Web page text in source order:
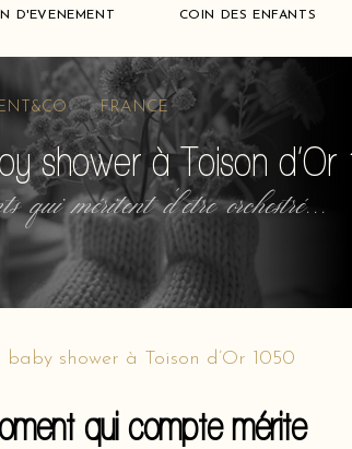
D'EVENEMENT COIN DES ENFANTS
FRANCE
shower à Toison d’Or
qui méritent d'etre orchestré...
shower à Toison d’Or 1050
qui compte mérite